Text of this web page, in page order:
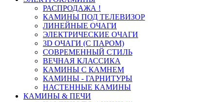
РАСПРОДАЖА !
КАМИНЫ ПОД ТЕЛЕВИЗОР
ЛИНЕЙНЫЕ ОЧАГИ
ЭЛЕКТРИЧЕСКИЕ ОЧАГИ
3D ОЧАГИ (С ПАРОМ)
СОВРЕМЕННЫЙ СТИЛЬ
ВЕЧНАЯ КЛАССИКА
КАМИНЫ С КАМНЕМ
КАМИНЫ - ГАРНИТУРЫ
НАСТЕННЫЕ КАМИНЫ
КАМИНЫ & ПЕЧИ